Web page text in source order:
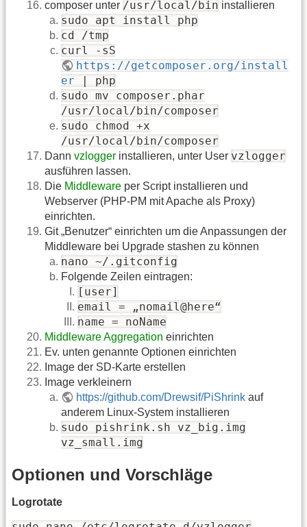
composer unter /usr/local/bin installieren
sudo apt install php
cd /tmp
curl -sS
https://getcomposer.org/install
er | php
sudo mv composer.phar
/usr/local/bin/composer
sudo chmod +x
/usr/local/bin/composer
Dann vzlogger installieren, unter User vzlogger
ausführen lassen.
Die Middleware per Script installieren und
Webserver (PHP-PM mit Apache als Proxy)
einrichten.
Git „Benutzer“ einrichten um die Anpassungen der
Middleware bei Upgrade stashen zu können
nano ~/.gitconfig
Folgende Zeilen eintragen:
[user]
email = „nomail@here“
name = noName
Middleware Aggregation einrichten
Ev. unten genannte Optionen einrichten
Image der SD-Karte erstellen
Image verkleinern
https://github.com/Drewsif/PiShrink auf
anderem Linux-System installieren
sudo pishrink.sh vz_big.img
vz_small.img
Optionen und Vorschläge
Logrotate